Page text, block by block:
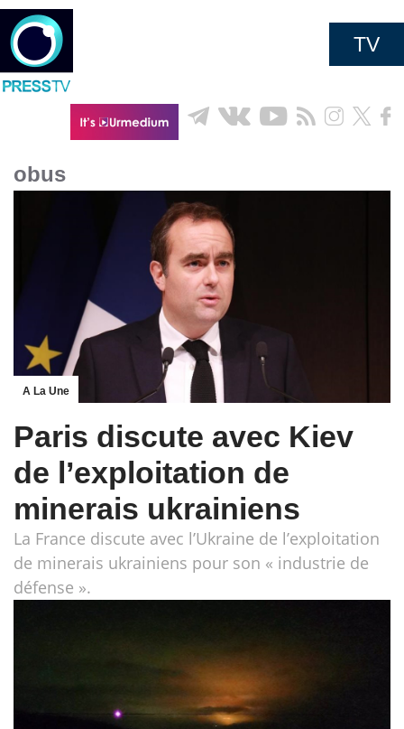
TV
obus
A La Une
Paris discute avec Kiev
de l’exploitation de
minerais ukrainiens
La France discute avec l’Ukraine de l’exploitation
de minerais ukrainiens pour son « industrie de
défense ».